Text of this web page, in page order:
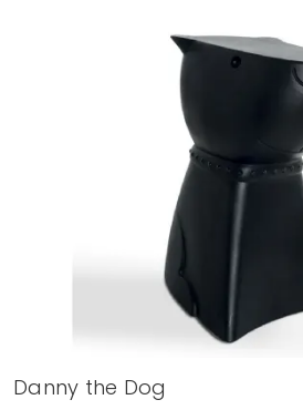
Danny the Dog